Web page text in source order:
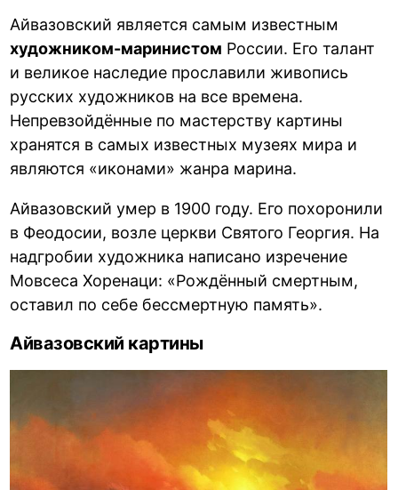
Айвазовский является самым известным
художником-маринистом России. Его талант
и великое наследие прославили живопись
русских художников на все времена.
Непревзойдённые по мастерству картины
хранятся в самых известных музеях мира и
являются «иконами» жанра марина.
Айвазовский умер в 1900 году. Его похоронили
в Феодосии, возле церкви Святого Георгия. На
надгробии художника написано изречение
Мовсеса Хоренаци: «Рождённый смертным,
оставил по себе бессмертную память».
Айвазовский картины